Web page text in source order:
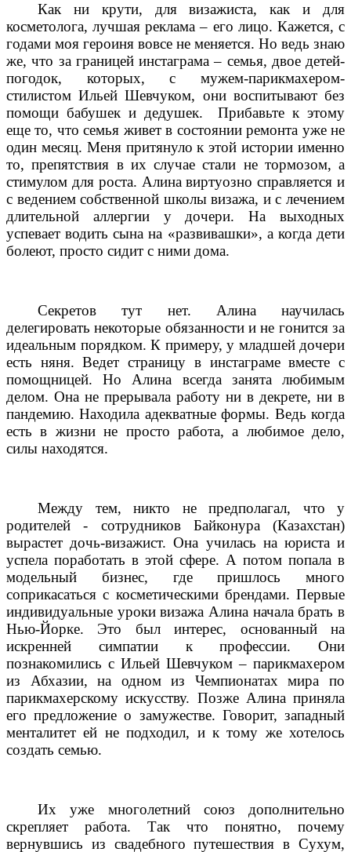
Как ни крути, для визажиста, как и для
косметолога, лучшая реклама – его лицо. Кажется, с
годами моя героиня вовсе не меняется. Но ведь знаю
же, что за границей инстаграма – семья, двое детей-
погодок, которых, с мужем-парикмахером-
стилистом Ильей Шевчуком, они воспитывают без
помощи бабушек и дедушек.
Прибавьте к этому
еще то, что семья живет в состоянии ремонта уже не
один месяц. Меня притянуло к этой истории именно
то, препятствия в их случае стали не тормозом, а
стимулом для роста. Алина виртуозно справляется и
с ведением собственной школы визажа, и с лечением
длительной аллергии у дочери. На выходных
успевает водить сына на «развивашки», а когда дети
болеют, просто сидит с ними дома.
Секретов тут нет. Алина научилась
делегировать некоторые обязанности и не гонится за
идеальным порядком. К примеру, у младшей дочери
есть няня. Ведет страницу в инстаграме вместе с
помощницей. Но Алина всегда занята любимым
делом. Она не прерывала работу ни в декрете, ни в
пандемию. Находила адекватные формы. Ведь когда
есть в жизни не просто работа, а любимое дело,
силы находятся.
Между тем, никто не предполагал, что у
родителей - сотрудников Байконура (Казахстан)
вырастет дочь-визажист. Она училась на юриста и
успела поработать в этой сфере. А потом попала в
модельный бизнес, где пришлось много
соприкасаться с косметическими брендами. Первые
индивидуальные уроки визажа Алина начала брать в
Нью-Йорке. Это был интерес, основанный на
искренней симпатии к профессии. Они
познакомились с Ильей Шевчуком – парикмахером
из Абхазии, на одном из Чемпионатах мира по
парикмахерскому искусству. Позже Алина приняла
его предложение о замужестве. Говорит, западный
менталитет ей не подходил, и к тому же хотелось
создать семью.
Их уже многолетний союз дополнительно
скрепляет работа. Так что понятно, почему
вернувшись из свадебного путешествия в Сухум,